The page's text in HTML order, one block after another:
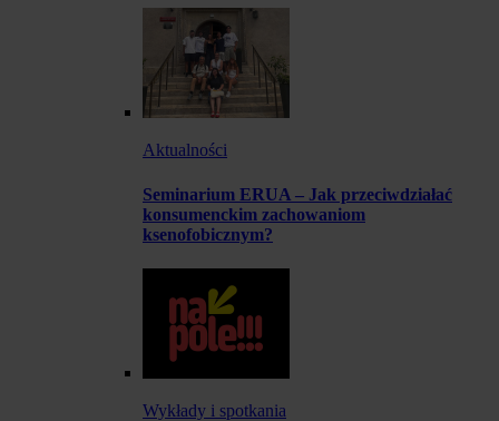
Aktualności
Seminarium ERUA – Jak przeciwdziałać
konsumenckim zachowaniom
ksenofobicznym?
Wykłady i spotkania